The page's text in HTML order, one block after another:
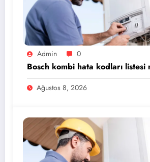
Admin 0
Bosch kombi hata kodları listesi
Ağustos 8, 2026